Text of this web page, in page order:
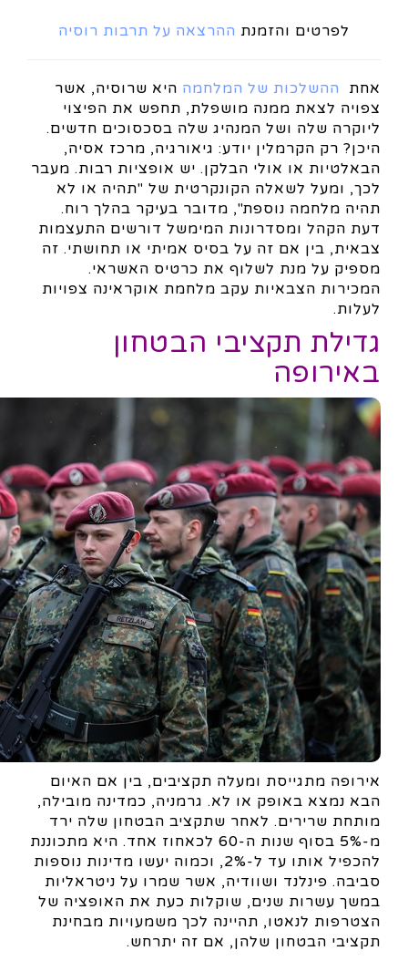
לפרטים והזמנת ההרצאה על תרבות רוסיה
אחת ההשלכות של המלחמה היא שרוסיה, אשר
צפויה לצאת ממנה מושפלת, תחפש את הפיצוי
ליוקרה שלה ושל המנהיג שלה בסכסוכים חדשים.
היכן? רק הקרמלין יודע: גיאורגיה, מרכז אסיה,
הבאלטיות או אולי הבלקן. יש אופציות רבות. מעבר
לכך, ומעל לשאלה הקונקרטית של "תהיה או לא
תהיה מלחמה נוספת", מדובר בעיקר בהלך רוח.
דעת הקהל ומסדרונות המימשל דורשים התעצמות
צבאית, בין אם זה על בסיס אמיתי או תחושתי. זה
מספיק על מנת לשלוף את כרטיס האשראי.
המכירות הצבאיות עקב מלחמת אוקראינה צפויות
לעלות.
גדילת תקציבי הבטחון
באירופה
אירופה מתגייסת ומעלה תקציבים, בין אם האיום
הבא נמצא באופק או לא. גרמניה, כמדינה מובילה,
מותחת שרירים. לאחר שתקציב הבטחון שלה ירד
מ-5% בסוף שנות ה-60 לכאחוז אחד. היא מתכוננת
להכפיל אותו עד ל-2%, וכמוה יעשו מדינות נוספות
סביבה. פינלנד ושוודיה, אשר שמרו על ניטראליות
במשך עשרות שנים, שוקלות כעת את האופציה של
הצטרפות לנאטו, תהיינה לכך משמעויות מבחינת
תקציבי הבטחון שלהן, אם זה יתרחש.